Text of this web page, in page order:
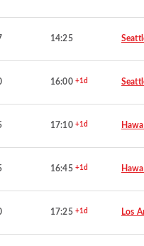
14:25
16:00 +1d
17:10 +1d
16:45 +1d
17:25 +1d Los